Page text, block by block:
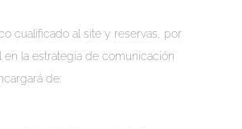
cualificado al site y reservas, por
la estrategia de comunicación
de: